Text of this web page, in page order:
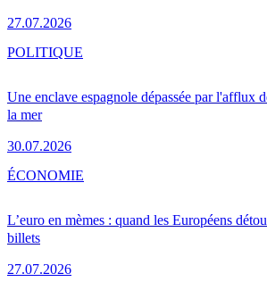
27.07.2026
Une enclave espagnole dépassée par l'afflux
la mer
30.07.2026
POLITIQUE
L’euro en mèmes : quand les Européens
billets
27.07.2026
ÉCONOMIE